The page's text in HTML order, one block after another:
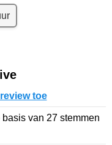
toe
basis van 27 stemmen